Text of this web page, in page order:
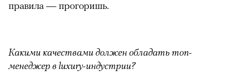
правила — прогоришь.
Какими качествами должен обладать топ-
менеджер в luxury-индустрии?